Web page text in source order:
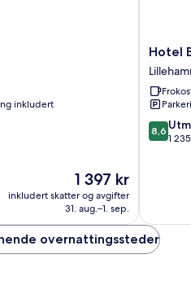
inkludert
Prisen
1 397 kr
1 397 kr
inkludert skatter og avgifter
31. aug.–1. sep.
Hotel
Breiseth
Hotel
8.6
av
8,6
1
overnattingssteder